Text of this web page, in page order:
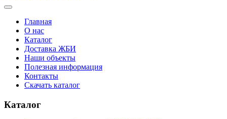
Главная
О нас
Каталог
Доставка ЖБИ
Наши объекты
Полезная информация
Контакты
Скачать каталог
Каталог